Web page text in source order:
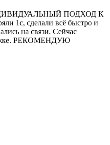
ПОДХОД К
1с, сделали всё быстро и
на связи. Сейчас
РЕКОМЕНДУЮ